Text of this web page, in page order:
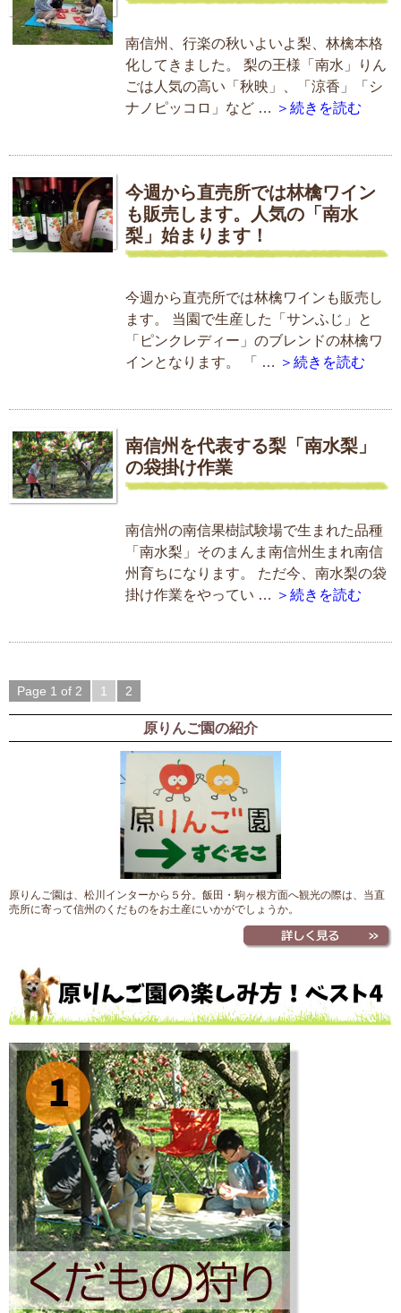
南信州、行楽の秋いよいよ梨、林檎本格
化してきました。 梨の王様「南水」りん
ごは人気の高い「秋映」、「涼香」「シ
ナノピッコロ」など … ＞続きを読む
今週から直売所では林檎ワイン
も販売します。人気の「南水
梨」始まります！
今週から直売所では林檎ワインも販売し
ます。 当園で生産した「サンふじ」と
「ピンクレディー」のブレンドの林檎ワ
インとなります。 「 … ＞続きを読む
南信州を代表する梨「南水梨」
の袋掛け作業
南信州の南信果樹試験場で生まれた品種
「南水梨」そのまんま南信州生まれ南信
州育ちになります。 ただ今、南水梨の袋
掛け作業をやってい … ＞続きを読む
Page 1 of 2 1 2
原りんご園の紹介
原りんご園は、松川インターから５分。飯田・駒ヶ根方面へ観光の際は、当直
売所に寄って信州のくだものをお土産にいかがでしょうか。